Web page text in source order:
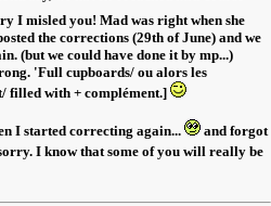
I misled you! Mad was right when she
the corrections (29th of June) and we
(but we could have done it by mp...)
'Full cupboards/ ou alors les
filled with + complément.]
I started correcting again...
and forgot
I know that some of you will really be